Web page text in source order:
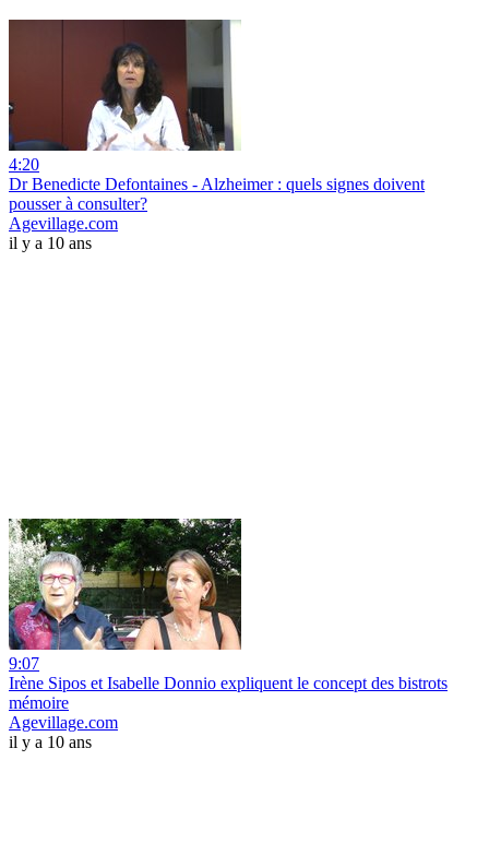
4:20
Dr Benedicte Defontaines - Alzheimer : quels signes doivent
pousser à consulter?
Agevillage.com
il y a 10 ans
9:07
Irène Sipos et Isabelle Donnio expliquent le concept des bistrots
mémoire
Agevillage.com
il y a 10 ans